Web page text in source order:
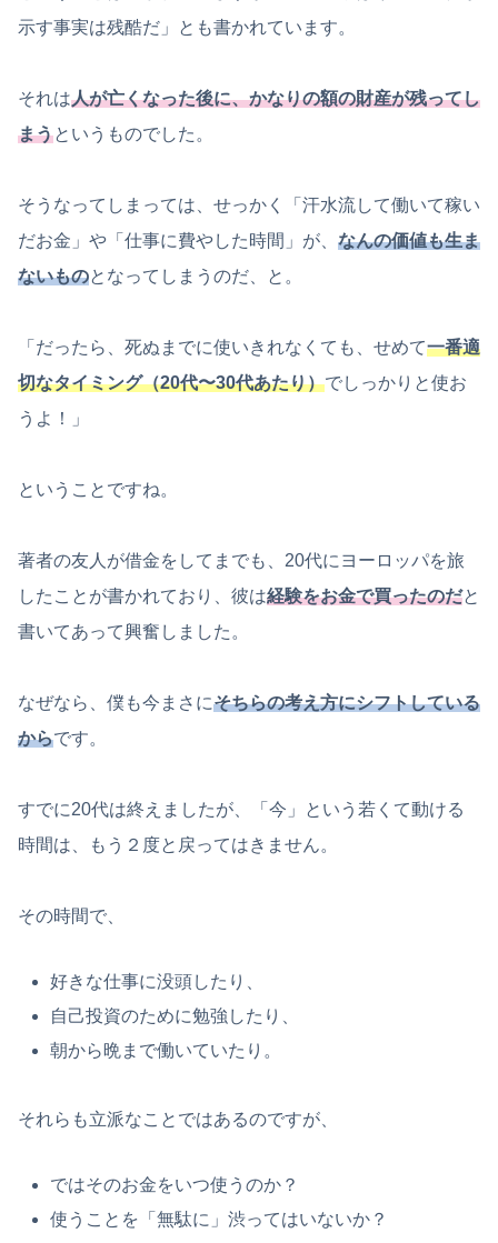
示す事実は残酷だ」とも書かれています。
それは人が亡くなった後に、かなりの額の財産が残ってし
まうというものでした。
そうなってしまっては、せっかく「汗水流して働いて稼い
だお金」や「仕事に費やした時間」が、 なんの価値も生ま
ないものとなってしまうのだ、と。
「だったら、死ぬまでに使いきれなくても、せめて一番適
切なタイミング（20代〜30代あたり）でしっかりと使お
うよ！」
ということですね。
著者の友人が借金をしてまでも、20代にヨーロッパを旅
したことが書かれており、彼は経験をお金で買ったのだと
書いてあって興奮しました。
なぜなら、僕も今まさにそちらの考え方にシフトしている
からです。
すでに20代は終えましたが、「今」という若くて動ける
時間は、もう２度と戻ってはきません。
その時間で、
好きな仕事に没頭したり、
自己投資のために勉強したり、
朝から晩まで働いていたり。
それらも立派なことではあるのですが、
ではそのお金をいつ使うのか？
使うことを「無駄に」渋ってはいないか？